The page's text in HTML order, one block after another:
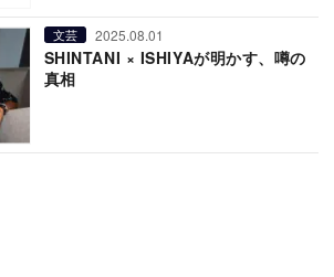
文芸 2025.08.01
SHINTANI × ISHIYAが明かす、噂の
真相